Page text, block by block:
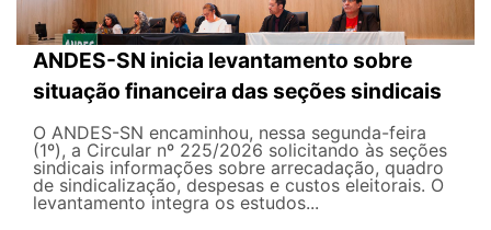
ANDES-SN inicia levantamento sobre
situação financeira das seções sindicais
O ANDES-SN encaminhou, nessa segunda-feira
(1º), a Circular nº 225/2026 solicitando às seções
sindicais informações sobre arrecadação, quadro
de sindicalização, despesas e custos eleitorais. O
levantamento integra os estudos...